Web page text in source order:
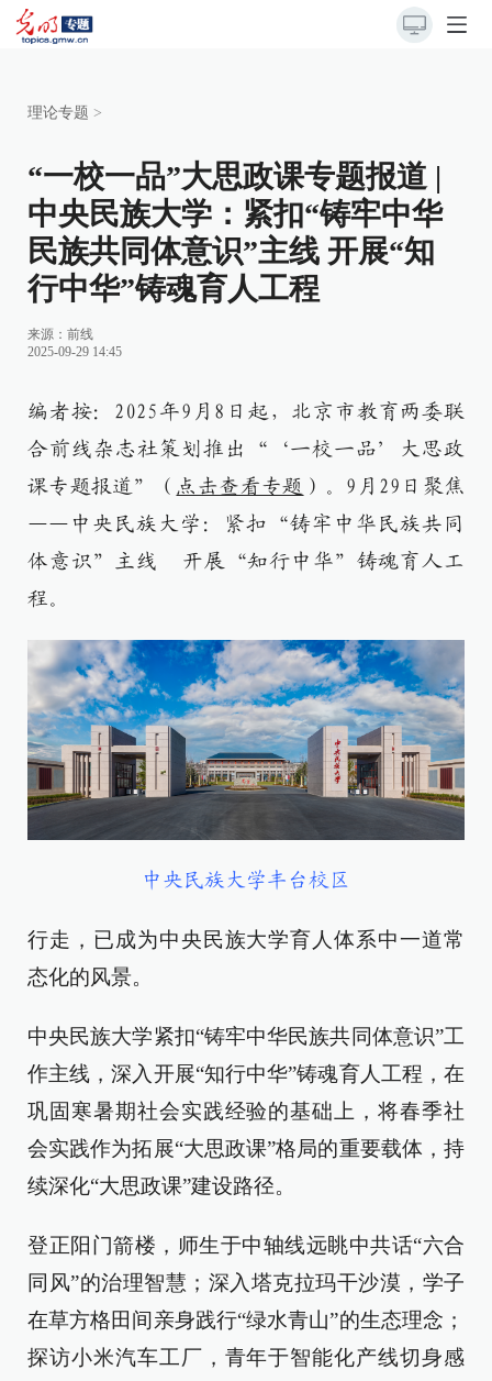
理论专题 >
“一校一品”大思政课专题报道 |
中央民族大学：紧扣“铸牢中华
民族共同体意识”主线 开展“知
行中华”铸魂育人工程
来源：前线
2025-09-29 14:45
编者按：2025年9月8日起，北京市教育两委联
合前线杂志社策划推出“‘一校一品’大思政
课专题报道”（ 点击查看专题 ）。9月29日聚焦
——中央民族大学：紧扣“铸牢中华民族共同
体意识”主线 开展“知行中华”铸魂育人工
程。
中央民族大学丰台校区
行走，已成为中央民族大学育人体系中一道常
态化的风景。
中央民族大学紧扣“铸牢中华民族共同体意识”工
作主线，深入开展“知行中华”铸魂育人工程，在
巩固寒暑期社会实践经验的基础上，将春季社
会实践作为拓展“大思政课”格局的重要载体，持
续深化“大思政课”建设路径。
登正阳门箭楼，师生于中轴线远眺中共话“六合
同风”的治理智慧；深入塔克拉玛干沙漠，学子
在草方格田间亲身践行“绿水青山”的生态理念；
探访小米汽车工厂，青年于智能化产线切身感